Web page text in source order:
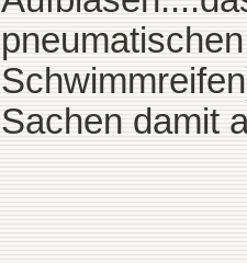
Sachen damit